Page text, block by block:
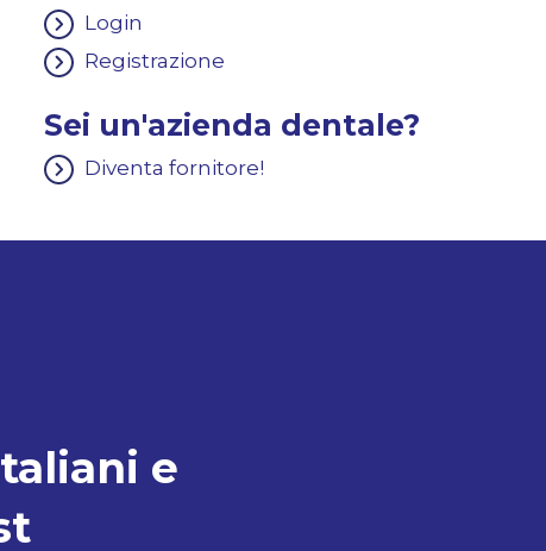
Login
Registrazione
Sei un'azienda dentale?
Diventa fornitore!
e